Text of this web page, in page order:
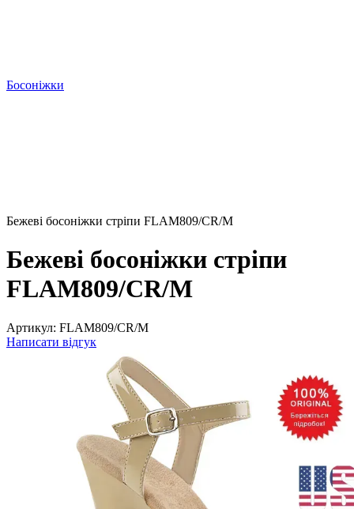
Босоніжки
Бежеві босоніжки стріпи FLAM809/CR/M
Бежеві босоніжки стріпи
FLAM809/CR/M
Артикул: FLAM809/CR/M
Написати відгук